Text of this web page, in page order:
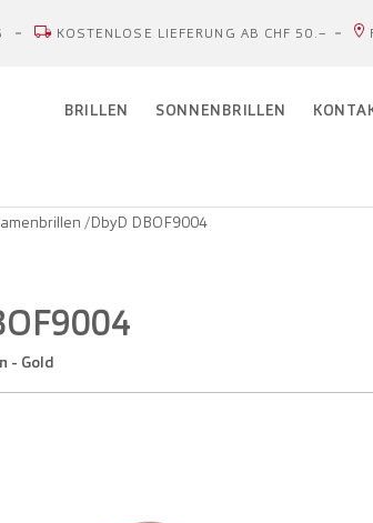
KOSTENLOSE LIEFERUNG AB CHF 50.–
BRILLEN SONNENBRILLEN
/DbyD DBOF9004
- Gold